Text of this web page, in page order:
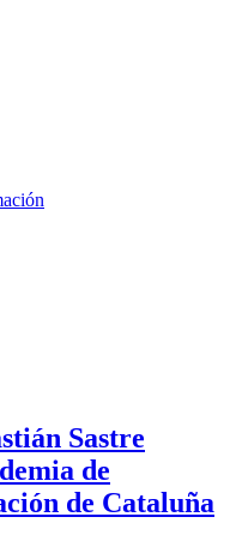
Sastre
de
de Cataluña